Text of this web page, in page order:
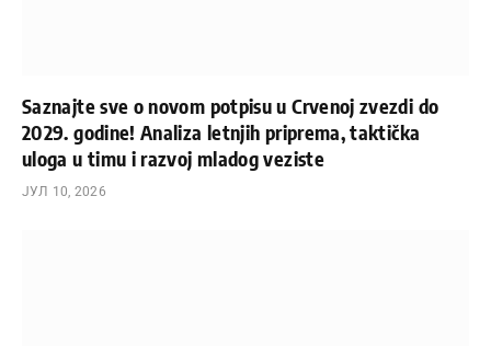
Saznajte sve o novom potpisu u Crvenoj zvezdi do
2029. godine! Analiza letnjih priprema, taktička
uloga u timu i razvoj mladog veziste
ЈУЛ 10, 2026